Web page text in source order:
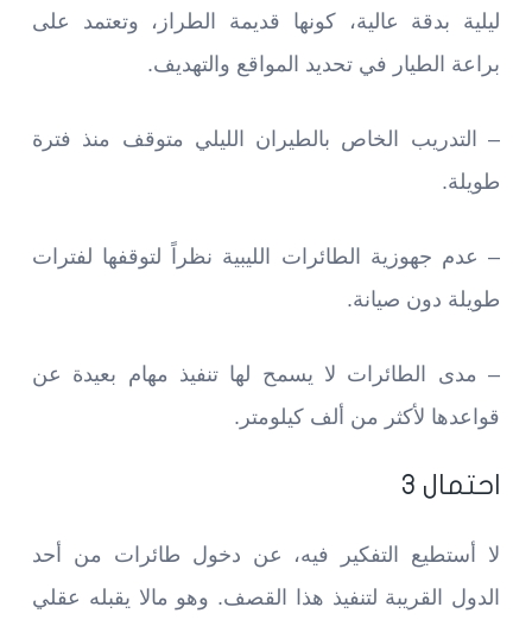
ليلية بدقة عالية، كونها قديمة الطراز، وتعتمد على
براعة الطيار في تحديد المواقع والتهديف.
– التدريب الخاص بالطيران الليلي متوقف منذ فترة
طويلة.
– عدم جهوزية الطائرات الليبية نظراً لتوقفها لفترات
طويلة دون صيانة.
– مدى الطائرات لا يسمح لها تنفيذ مهام بعيدة عن
قواعدها لأكثر من ألف كيلومتر.
احتمال 3
لا أستطيع التفكير فيه، عن دخول طائرات من أحد
الدول القريبة لتنفيذ هذا القصف. وهو مالا يقبله عقلي